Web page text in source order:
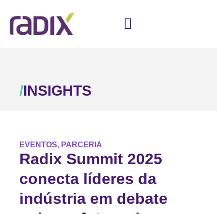
/INSIGHTS
EVENTOS, PARCERIA
Radix Summit 2025
conecta líderes da
indústria em debate